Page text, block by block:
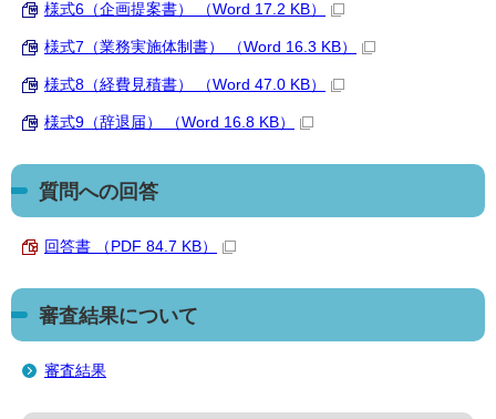
様式6（企画提案書） （Word 17.2 KB）
様式7（業務実施体制書） （Word 16.3 KB）
様式8（経費見積書） （Word 47.0 KB）
様式9（辞退届） （Word 16.8 KB）
質問への回答
回答書 （PDF 84.7 KB）
審査結果について
審査結果